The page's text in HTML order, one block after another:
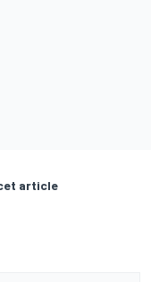
article